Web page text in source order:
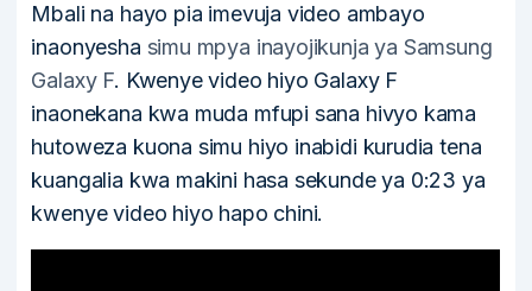
Mbali na hayo pia imevuja video ambayo
inaonyesha simu mpya inayojikunja ya Samsung
Galaxy F. Kwenye video hiyo Galaxy F
inaonekana kwa muda mfupi sana hivyo kama
hutoweza kuona simu hiyo inabidi kurudia tena
kuangalia kwa makini hasa sekunde ya 0:23 ya
kwenye video hiyo hapo chini.